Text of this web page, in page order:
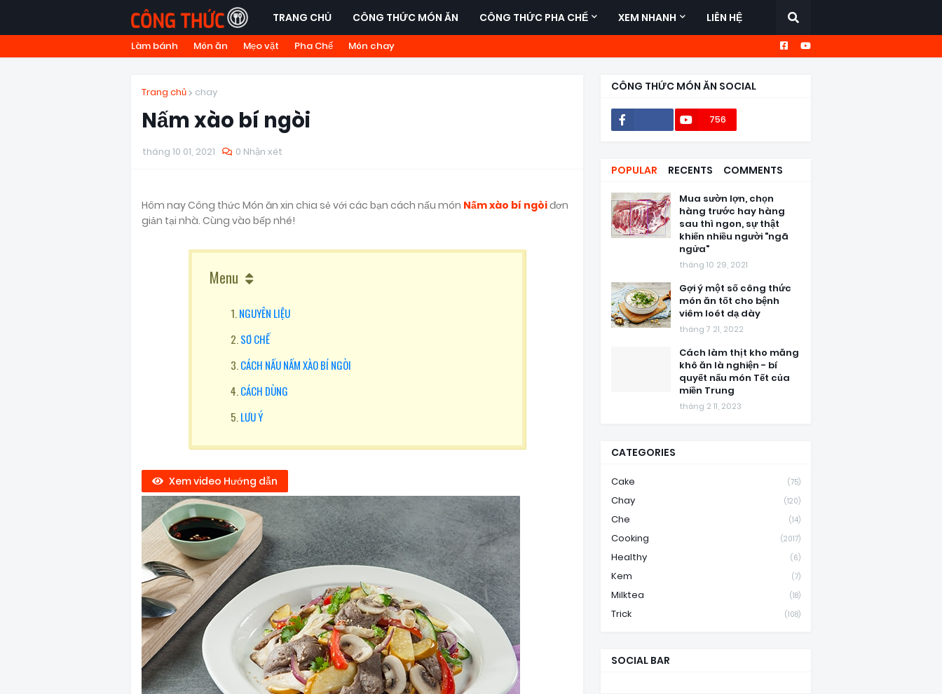
TRANG CHỦ CÔNG THỨC MÓN ĂN CÔNG THỨC PHA CHẾ XEM NHANH LIÊN HỆ
Làm bánh Món ăn Mẹo vặt Pha Chế Món chay
Trang chủ chay
Nấm xào bí ngòi
tháng 10 01, 2021 0 Nhận xét
Hôm nay Công thức Món ăn xin chia sẻ với các bạn cách nấu món Nấm xào bí ngòiđơn
giản tại nhà. Cùng vào bếp nhé!
Menu
NGUYÊN LIỆU
SƠ CHẾ
CÁCH NẤU NẤM XÀO BÍ NGÒI
CÁCH DÙNG
LƯU Ý
Xem video Hướng dẫn
CÔNG THỨC MÓN ĂN SOCIAL
756
POPULAR RECENTS COMMENTS
Mua sườn lợn, chọn
hàng trước hay hàng
sau thì ngon, sự thật
khiến nhiều người "ngã
ngửa"
tháng 10 29, 2021
Gợi ý một số công thức
món ăn tốt cho bệnh
viêm loét dạ dày
tháng 7 21, 2022
Cách làm thịt kho măng
khô ăn là nghiện - bí
quyết nấu món Tết của
miền Trung
tháng 2 11, 2023
CATEGORIES
Cake (75)
Chay (120)
Che (14)
Cooking (2017)
Healthy (6)
Kem (7)
Milktea (18)
Trick (108)
SOCIAL BAR